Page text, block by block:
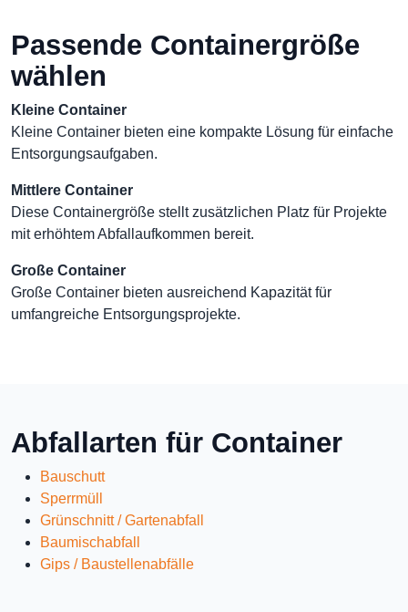
Passende Containergröße
wählen
Kleine Container
Kleine Container bieten eine kompakte Lösung für einfache
Entsorgungsaufgaben.
Mittlere Container
Diese Containergröße stellt zusätzlichen Platz für Projekte
mit erhöhtem Abfallaufkommen bereit.
Große Container
Große Container bieten ausreichend Kapazität für
umfangreiche Entsorgungsprojekte.
Abfallarten für Container
Bauschutt
Sperrmüll
Grünschnitt / Gartenabfall
Baumischabfall
Gips / Baustellenabfälle